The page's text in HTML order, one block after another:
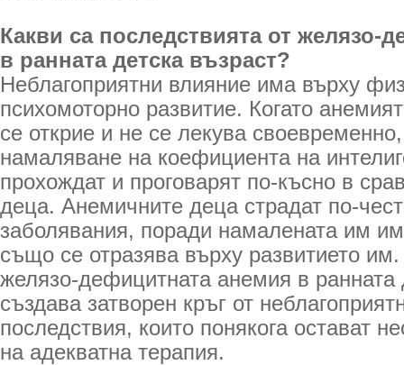
Какви са последствията от желязо-
в ранната детска възраст?
Неблагоприятни влияние има върху
психомоторно развитие. Когато
се открие и не се лекува
намаляване на коефициента на
прохождат и проговарят по-късно в
деца. Анемичните деца страдат по-
заболявания, поради намалената им
също се отразява върху развитието
желязо-дефицитната анемия в ранната
създава затворен кръг от
последствия, които понякога остават
на адекватна терапия.